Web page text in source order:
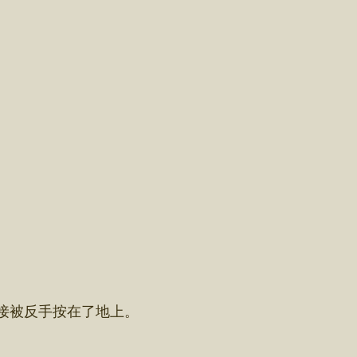
反手按在了地上。